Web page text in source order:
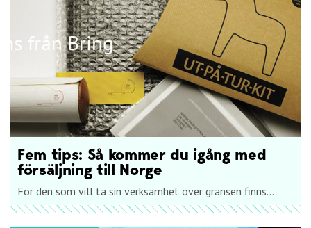
Fem tips: Så kommer du igång med
försäljning till Norge
För den som vill ta sin verksamhet över gränsen finns...